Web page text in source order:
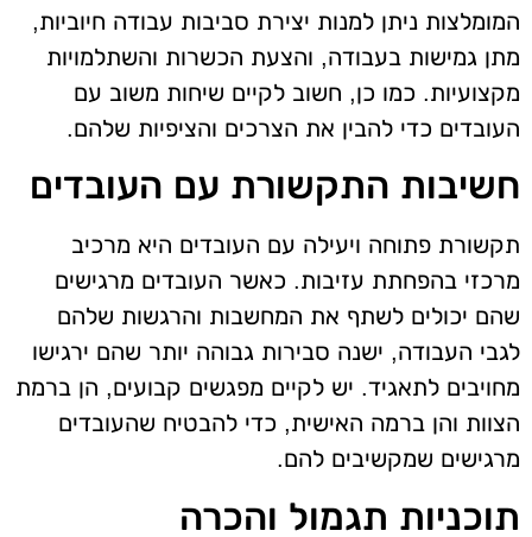
המומלצות ניתן למנות יצירת סביבות עבודה חיוביות,
מתן גמישות בעבודה, והצעת הכשרות והשתלמויות
מקצועיות. כמו כן, חשוב לקיים שיחות משוב עם
העובדים כדי להבין את הצרכים והציפיות שלהם.
חשיבות התקשורת עם העובדים
תקשורת פתוחה ויעילה עם העובדים היא מרכיב
מרכזי בהפחתת עזיבות. כאשר העובדים מרגישים
שהם יכולים לשתף את המחשבות והרגשות שלהם
לגבי העבודה, ישנה סבירות גבוהה יותר שהם ירגישו
מחויבים לתאגיד. יש לקיים מפגשים קבועים, הן ברמת
הצוות והן ברמה האישית, כדי להבטיח שהעובדים
מרגישים שמקשיבים להם.
תוכניות תגמול והכרה